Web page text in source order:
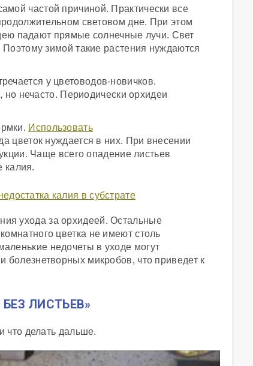
частой причиной. Практически все
световом дне. При этом
падают прямые солнечные лучи. Свет
зимой такие растения нуждаются
у цветоводов-новичков.
но нечасто. Периодически орхидеи
Использовать
цветок нуждается в них. При внесении
Чаще всего опадение листьев
калия.
ухода за орхидеей. Остальные
цветка не имеют столь
недочеты в уходе могут
болезнетворных микробов, что приведет к
ЛИСТЬЕВ»
что делать дальше.